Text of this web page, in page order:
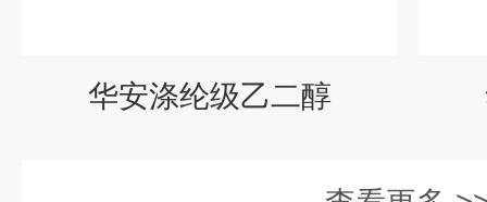
华安涤纶级乙二醇